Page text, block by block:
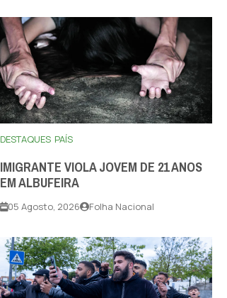
DESTAQUES PAÍS
IMIGRANTE VIOLA JOVEM DE 21 ANOS
EM ALBUFEIRA
05 Agosto, 2026 Folha Nacional